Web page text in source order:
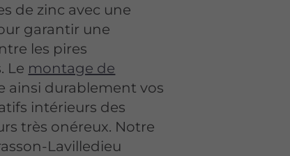
de zinc avec une
garantir une
les pires
Le montage de
ainsi durablement vos
intérieurs des
très onéreux. Notre
Lavilledieu